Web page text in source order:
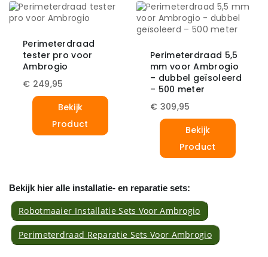
Perimeterdraad
tester pro voor
Ambrogio
€ 249,95
Bekijk
Product
Perimeterdraad 5,5
mm voor Ambrogio
– dubbel geïsoleerd
– 500 meter
€ 309,95
Bekijk
Product
Bekijk hier alle installatie- en reparatie sets:
Robotmaaier Installatie Sets Voor Ambrogio
Perimeterdraad Reparatie Sets Voor Ambrogio